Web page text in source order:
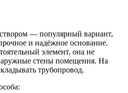
— популярный вариант,
и надёжное основание.
элемент, она не
стены помещения. На
трубопровод.